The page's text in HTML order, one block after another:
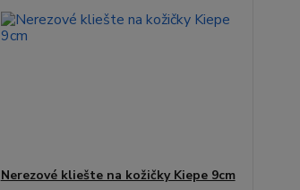
Nerezové kliešte na kožičky Kiepe 9cm